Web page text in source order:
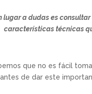
lugar a dudas es
características técnicas
que no es fácil
de dar este